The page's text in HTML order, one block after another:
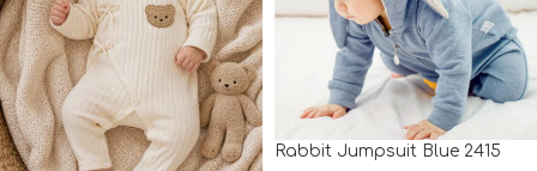
Rabbit Jumpsuit Blue 2415